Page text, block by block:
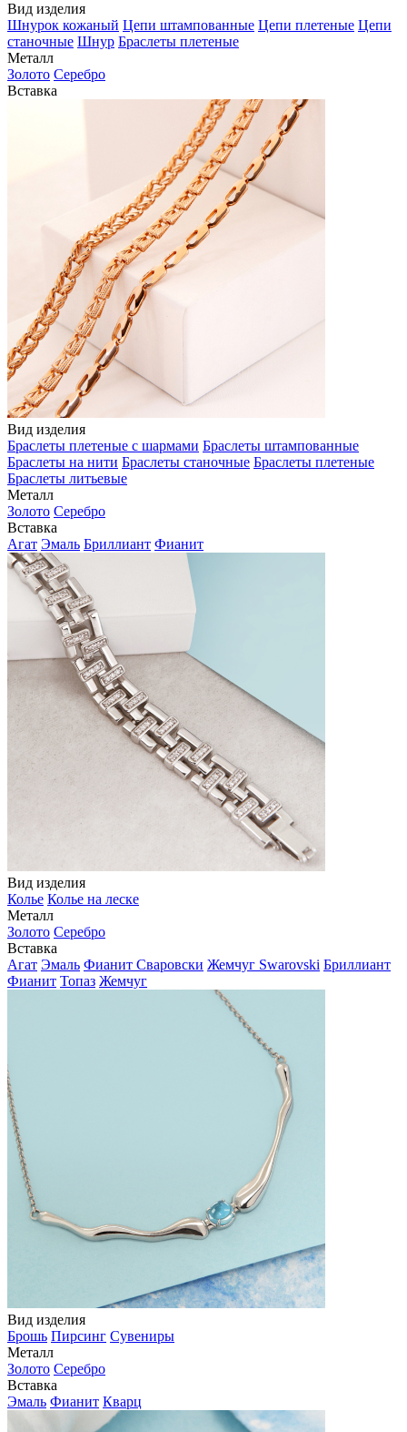
Вид изделия
Шнурок кожаный Цепи штампованные Цепи плетеные Цепи
станочные Шнур Браслеты плетеные
Металл
Золото Серебро
Вставка
Вид изделия
Браслеты плетеные с шармами Браслеты штампованные
Браслеты на нити Браслеты станочные Браслеты плетеные
Браслеты литьевые
Металл
Золото Серебро
Вставка
Агат Эмаль Бриллиант Фианит
Вид изделия
Колье Колье на леске
Металл
Золото Серебро
Вставка
Агат Эмаль Фианит Сваровски Жемчуг Swarovski Бриллиант
Фианит Топаз Жемчуг
Вид изделия
Брошь Пирсинг Сувениры
Металл
Золото Серебро
Вставка
Эмаль Фианит Кварц